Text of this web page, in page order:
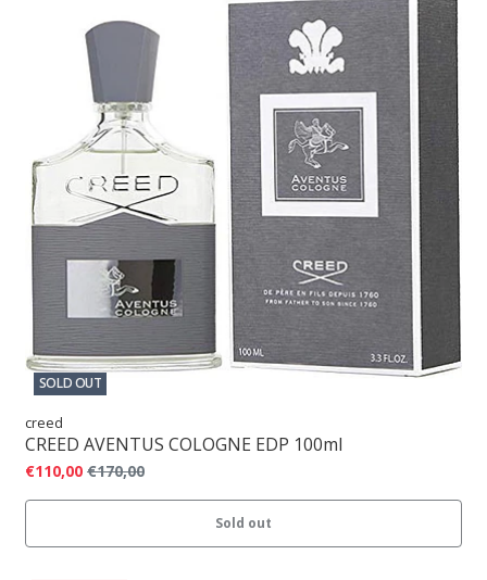
SOLD OUT
creed
CREED AVENTUS COLOGNE EDP 100ml
€110,00 €170,00
Sold out